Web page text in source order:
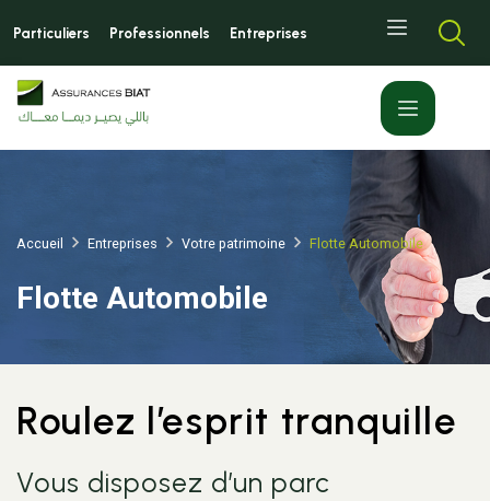
au
principal
Top
menu
Particuliers Professionnels Entreprises
Accueil Entreprises Votre patrimoine Flotte Automobile
Flotte Automobile
Roulez l’esprit tranquille
Vous disposez d’un parc